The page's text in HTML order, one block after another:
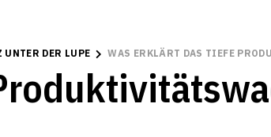
DER LUPE WAS ERKLÄRT DAS TIEFE